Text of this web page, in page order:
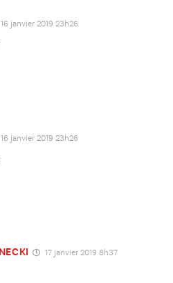
16 janvier 2019 23h26
16 janvier 2019 23h26
17 janvier 2019 8h37